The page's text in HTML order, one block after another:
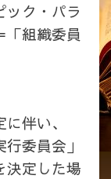
ック・パラ
「組織委員
伴い、
委員会」
決定した場